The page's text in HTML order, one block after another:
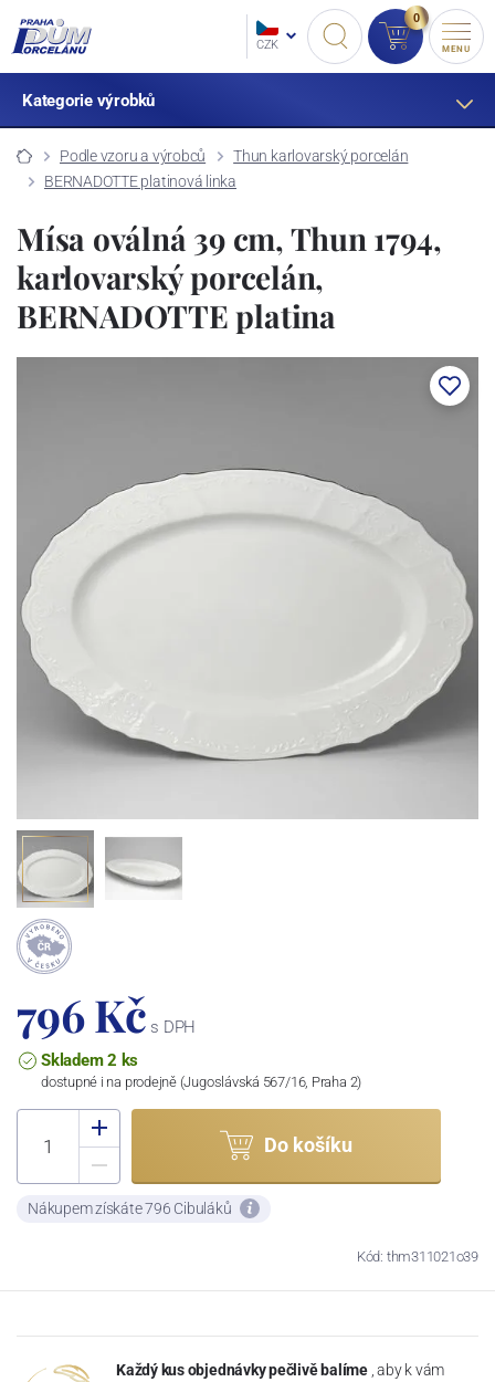
CZK
0
MENU
Kategorie výrobků
Podle vzoru a výrobců
Thun karlovarský porcelán
BERNADOTTE platinová linka
Mísa oválná 39 cm, Thun 1794,
karlovarský porcelán,
BERNADOTTE platina
796 Kč s DPH
Skladem 2 ks
dostupné i na prodejně (Jugoslávská 567/16, Praha 2)
Do košíku
Nákupem získáte 796 Cibuláků
Kód: thm311021o39
Každý kus objednávky pečlivě balíme , aby k vám